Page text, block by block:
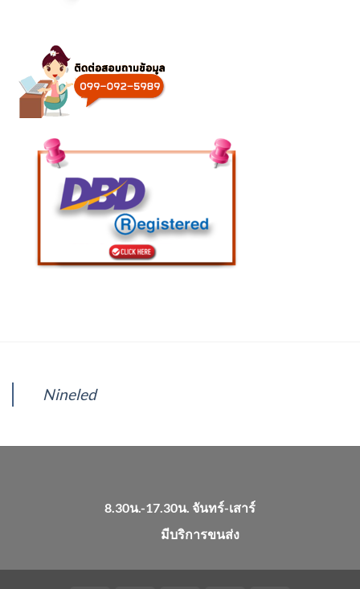
Nineled
8.30น.-17.30น. จันทร์-เสาร์
มีบริการขนส่ง